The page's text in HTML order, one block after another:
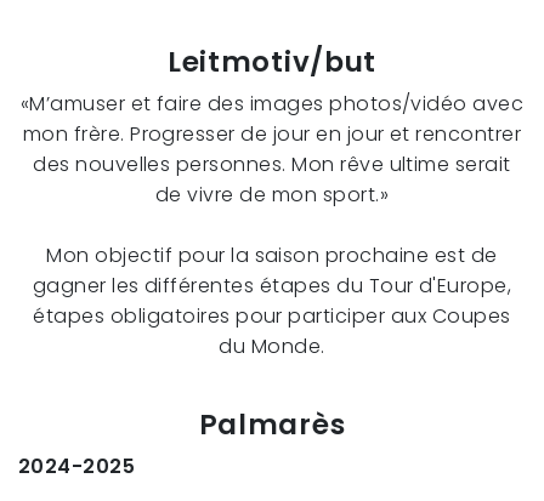
Leitmotiv/but
«M’amuser et faire des images photos/vidéo avec
mon frère. Progresser de jour en jour et rencontrer
des nouvelles personnes. Mon rêve ultime serait
de vivre de mon sport.»
Mon objectif pour la saison prochaine est de
gagner les différentes étapes du Tour d'Europe,
étapes obligatoires pour participer aux Coupes
du Monde.
Palmarès
2024-2025